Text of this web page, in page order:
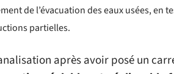
de l’évacuation des eaux usées, en
partielles.
après avoir posé un